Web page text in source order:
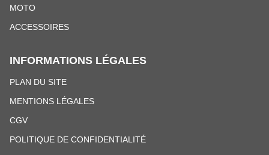
MOTO
ACCESSOIRES
INFORMATIONS LÉGALES
PLAN DU SITE
MENTIONS LÉGALES
CGV
POLITIQUE DE CONFIDENTIALITÉ